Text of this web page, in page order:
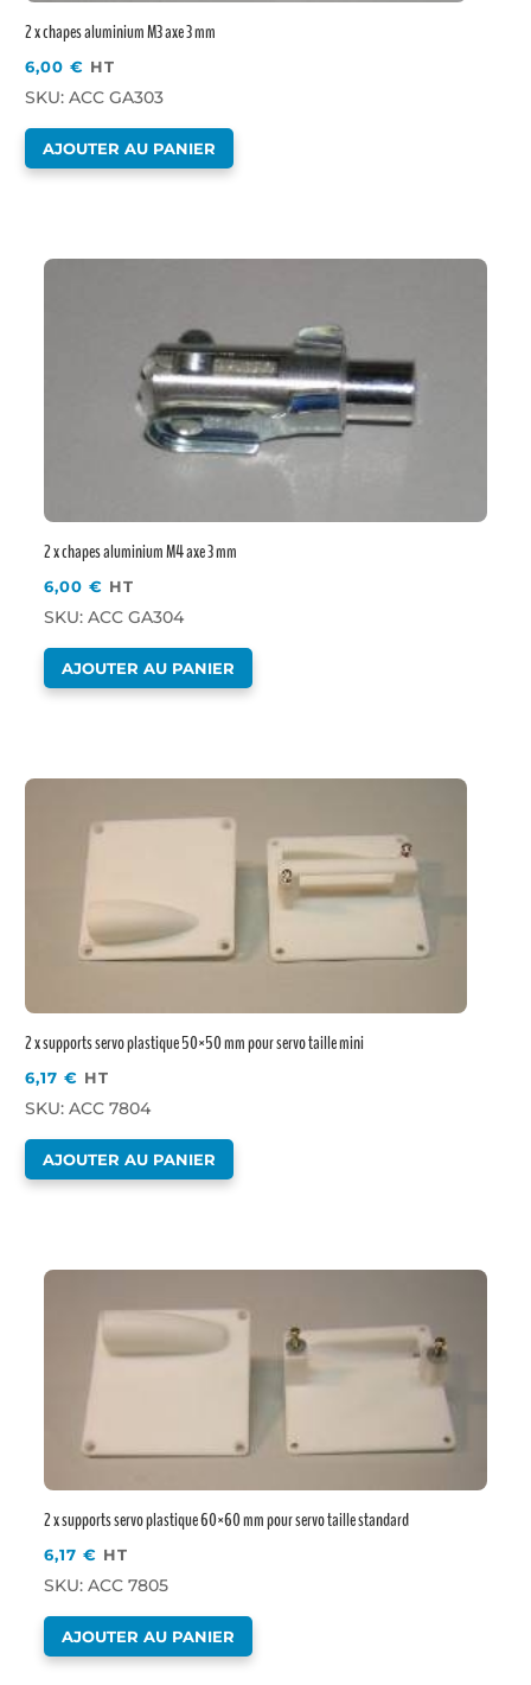
2 x chapes aluminium M3 axe 3 mm
6,00€ HT
SKU: ACC GA303
AJOUTER AU PANIER
2 x chapes aluminium M4 axe 3 mm
6,00€ HT
SKU: ACC GA304
AJOUTER AU PANIER
2 x supports servo plastique 50×50 mm pour servo taille mini
6,17€ HT
SKU: ACC 7804
AJOUTER AU PANIER
2 x supports servo plastique 60×60 mm pour servo taille standard
6,17€ HT
SKU: ACC 7805
AJOUTER AU PANIER